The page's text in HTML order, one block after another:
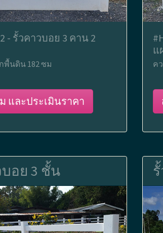
- รั้วคาวบอย 3 คาน 2
พื้นดิน 182 ซม
และประเมินราคา
แ
ค
อย 3 ชั้น